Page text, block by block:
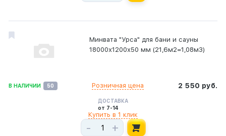
Минвата "Урса" для бани и сауны
18000х1200х50 мм (21,6м2=1,08м3)
В НАЛИЧИИ 50 2 550 руб.
Розничная цена
ДОСТАВКА
от 7-14
- +
Купить в 1 клик